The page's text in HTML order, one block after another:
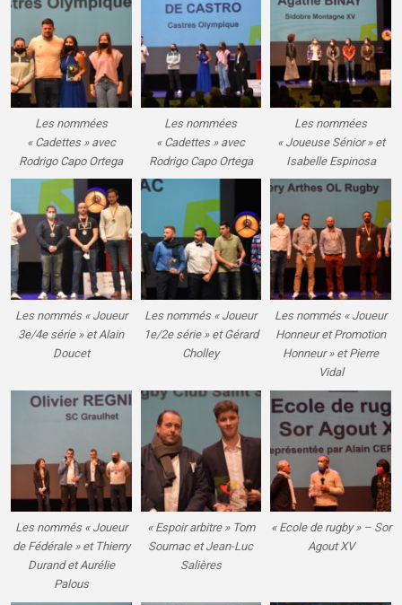
Les nommées
« Cadettes » avec
Rodrigo Capo Ortega
Les nommées
« Cadettes » avec
Rodrigo Capo Ortega
Les nommées
« Joueuse Sénior » et
Isabelle Espinosa
Les nommés « Joueur
3e/4e série » et Alain
Doucet
Les nommés « Joueur
1e/2e série » et Gérard
Cholley
Les nommés « Joueur
Honneur et Promotion
Honneur » et Pierre
Vidal
Les nommés « Joueur
de Fédérale » et Thierry
Durand et Aurélie
Palous
« Espoir arbitre » Tom
Sournac et Jean-Luc
Salières
« Ecole de rugby » – Sor
Agout XV